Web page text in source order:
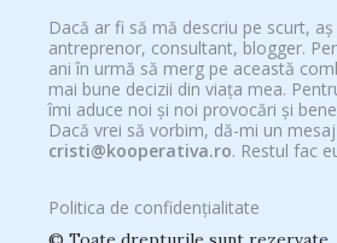
Dacă ar fi să mă descriu pe scurt,
antreprenor, consultant, blogger.
ani în urmă să merg pe această
mai bune decizii din viața mea.
îmi aduce noi și noi provocări și
Dacă vrei să vorbim, dă-mi un
cristi@kooperativa.ro. Restul fac
Politica de confidențialitate